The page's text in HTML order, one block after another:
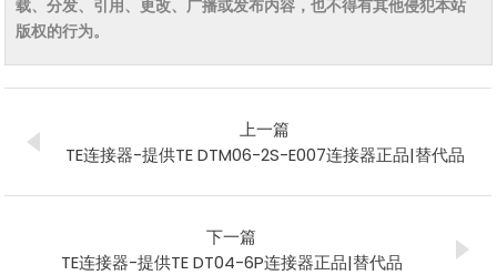
载、分发、引用、更改、广播或发布内容，也不得有其他侵犯本站
版权的行为。
上一篇
TE连接器-提供TE DTM06-2S-E007连接器正品|替代品
下一篇
TE连接器-提供TE DT04-6P连接器正品|替代品